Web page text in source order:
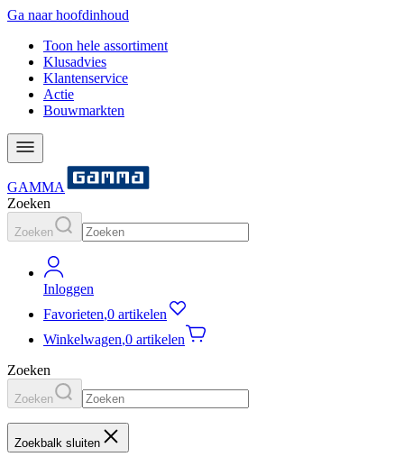
Ga naar hoofdinhoud
Toon hele assortiment
Klusadvies
Klantenservice
Actie
Bouwmarkten
GAMMA
Zoeken
Zoeken
Inloggen
Favorieten,0 artikelen
Winkelwagen,0 artikelen
Zoeken
Zoeken
Zoekbalk sluiten